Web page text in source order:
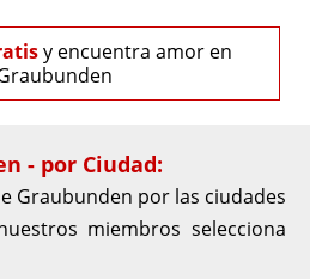
y encuentra amor en
- por Ciudad:
Graubunden por las ciudades
miembros selecciona